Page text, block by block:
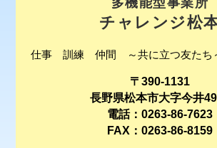
多機能型事業所
チャレンジ松
仕事 訓練 仲間 ～共に立つ友たち
〒390-1131
長野県松本市大字今井
電話：0263-86-7623
FAX：0263-86-8159